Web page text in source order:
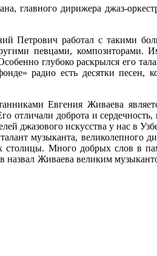
главного дирижера джаз-
работал с такими
певцами, композиторами. Им
глубоко раскрылся его
радио есть десятки
Евгения Живаева
доброта и сердечность,
джазового искусства у нас в
музыканта, великолепного
столицы. Много добрых слов в
Живаева великим